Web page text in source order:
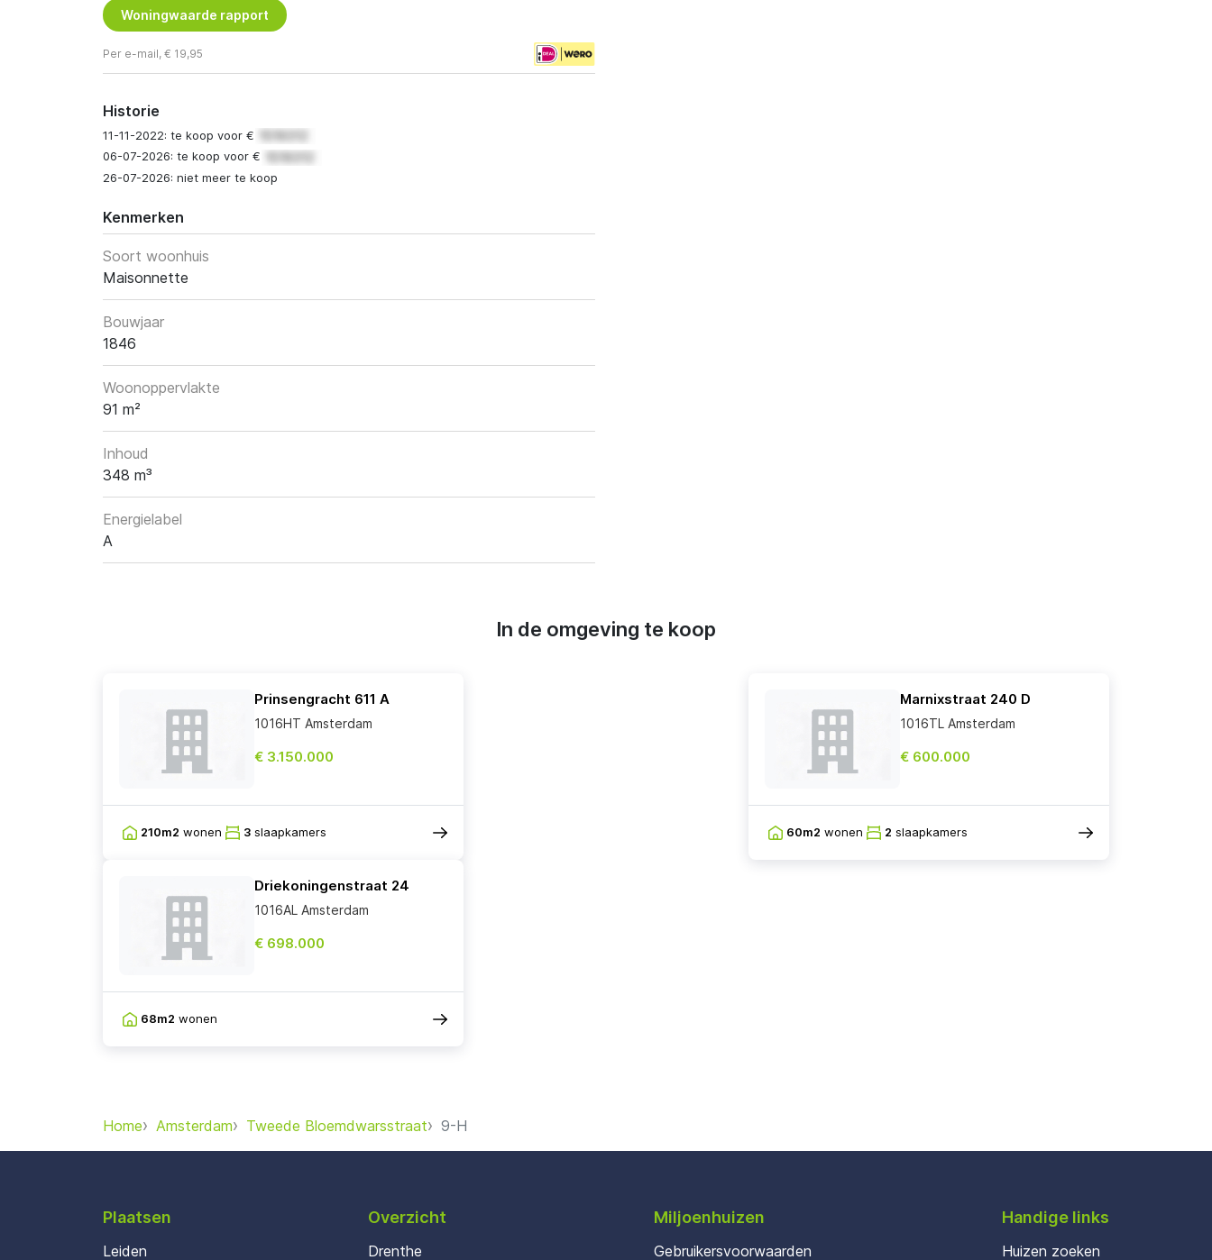
Woningwaarde rapport
Per e-mail, € 19,95
Historie
11-11-2022: te koop voor €
06-07-2026: te koop voor €
26-07-2026: niet meer te koop
Kenmerken
Soort woonhuis
Maisonnette
Bouwjaar
1846
Woonoppervlakte
91 m²
Inhoud
348 m³
Energielabel
A
In de omgeving te koop
Prinsengracht 611 A
1016HT Amsterdam
€ 3.150.000
210m2 wonen 3 slaapkamers
Marnixstraat 240 D
1016TL Amsterdam
€ 600.000
60m2 wonen 2 slaapkamers
Driekoningenstraat 24
1016AL Amsterdam
€ 698.000
68m2 wonen
Home Amsterdam Tweede Bloemdwarsstraat 9-H
Plaatsen
Leiden
Overzicht
Drenthe
Miljoenhuizen
Gebruikersvoorwaarden
Handige links
Huizen zoeken